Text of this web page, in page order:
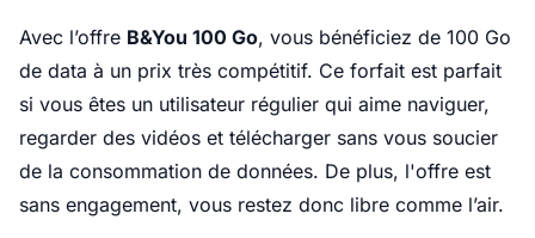
Avec l’offre B&You 100 Go, vous bénéficiez de 100 Go
de data à un prix très compétitif. Ce forfait est parfait
si vous êtes un utilisateur régulier qui aime naviguer,
regarder des vidéos et télécharger sans vous soucier
de la consommation de données. De plus, l'offre est
sans engagement, vous restez donc libre comme l’air.